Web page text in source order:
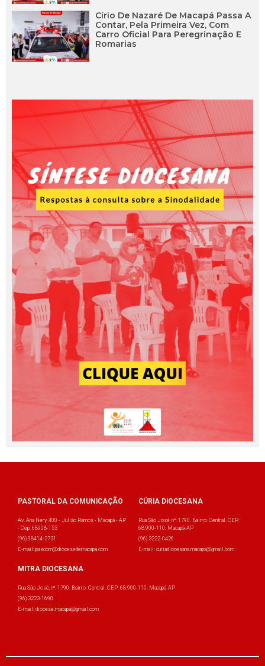
Círio De Nazaré De Macapá Passa A
Contar, Pela Primeira Vez, Com
Carro Oficial Para Peregrinação E
Romarias
PASTORAL DA COMUNICAÇÃO
Av. Ana Nery, 400 - Julião Ramos - Macapá - AP
- Cep: 68908-153
(96) 98414-2731
E-mail: pascom@diocesedemacapa.com
CÚRIA DIOCESANA
Rua São José, nº: 1790. Bairro: Central. CEP:
68.900-110. Macapá-AP
(96) 3222-0426
E-mail: curiadiocesana.macapa@gmail.com
MITRA DIOCESANA
Rua São José, nº: 1790. Bairro: Central. CEP: 68.900-110. Macapá-AP
(96) 3223-1690
E-mail: diocese.macapa@gmail.com